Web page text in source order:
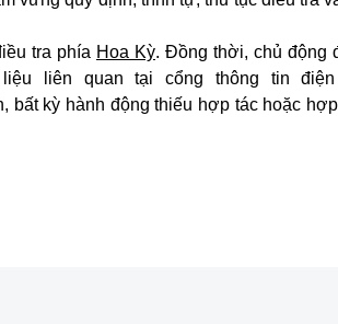
tra phía Hoa Kỳ. Đồng thời, chủ động
liên quan tại cổng thông tin
bất kỳ hành động thiếu hợp tác hoặc